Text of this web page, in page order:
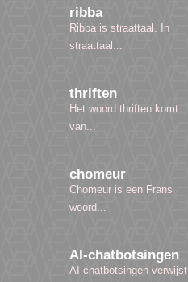
ribba
Ribba is straattaal. In
straattaal...
thriften
Het woord thriften komt
van...
chomeur
Chomeur is een Frans
woord...
AI-chatbotsingen
AI-chatbotsingen verwijst